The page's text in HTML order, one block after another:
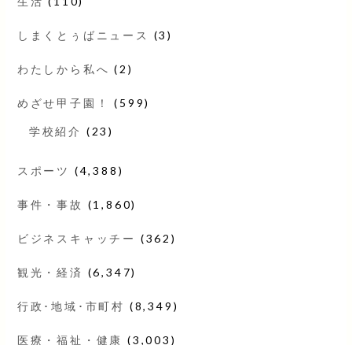
しまくとぅばニュース (3)
わたしから私へ (2)
めざせ甲子園！ (599)
学校紹介 (23)
スポーツ (4,388)
事件・事故 (1,860)
ビジネスキャッチー (362)
観光・経済 (6,347)
行政･地域･市町村 (8,349)
医療・福祉・健康 (3,003)